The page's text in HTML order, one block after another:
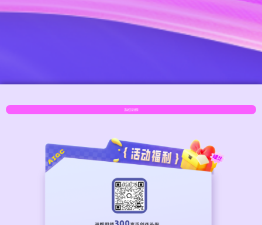
活动信息说明